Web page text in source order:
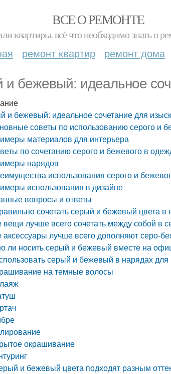
ВСЕ О РЕМОНТЕ
квартиры. всё что необходимо знать о
ремонт квартир ремонт дома
бежевый: идеальное
и бежевый: идеальное сочетание для
советы по использованию серого и
материалов для интерьера
по сочетанию серого и бежевого в
нарядов
использования серого и
использования в дизайне
вопросы и ответы
сочетать серый и бежевый цвета в
вещи лучше всего сочетать между собой в
аксессуары лучше всего дополняют серо-
ли носить серый и бежевый вместе на
серый и бежевый в нарядах для
на темные волосы
окрашивание
и бежевый цвета подходят разным